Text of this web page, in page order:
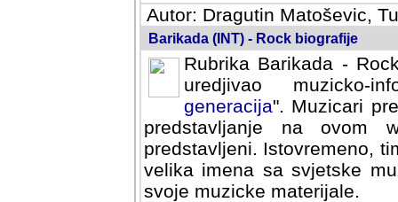
Autor: Dragutin Matoševic,
Barikada (INT) - Rock biografije
Rubrika Barikada -
uredjivao muzicko-
Muzicari predstavljeni u
na ovom web portalu
Istovremeno, tim nacinom
sa svjetske muzicke scene
materijale.